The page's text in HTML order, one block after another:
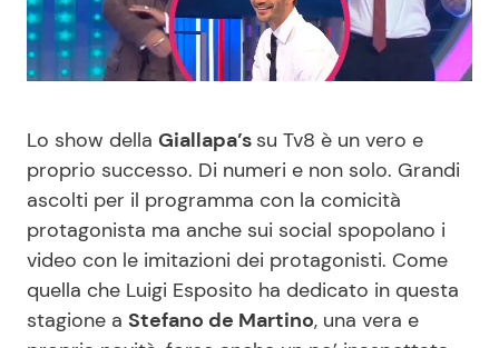
Casa
Mondo Mamma
News benessere
Salute
Consigli di Cucina
Le Ricette in TV
Primi Piatti
Ricette Facili e Veloci
Lo show della Giallapa’s su Tv8 è un vero e
proprio successo. Di numeri e non solo. Grandi
ascolti per il programma con la comicità
protagonista ma anche sui social spopolano i
video con le imitazioni dei protagonisti. Come
quella che Luigi Esposito ha dedicato in questa
stagione a Stefano de Martino, una vera e